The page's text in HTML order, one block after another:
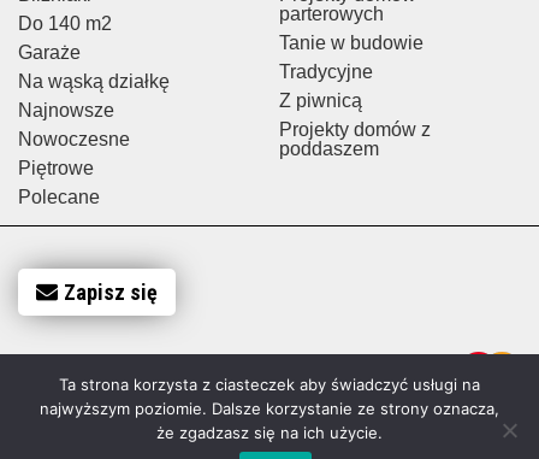
Do 140 m2
Garaże
Na wąską działkę
Najnowsze
Nowoczesne
Piętrowe
Polecane
parterowych
Tanie w budowie
Tradycyjne
Z piwnicą
Projekty domów z
poddaszem
Zapisz się
Ta strona korzysta z ciasteczek aby świadczyć usługi na
najwyższym poziomie. Dalsze korzystanie ze strony oznacza,
że zgadzasz się na ich użycie.